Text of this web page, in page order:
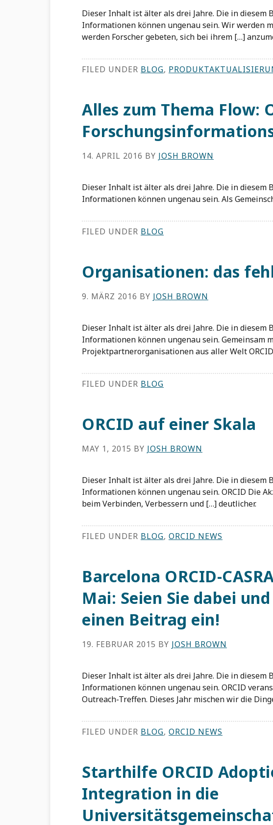
Dieser Inhalt ist älter als drei Jahre. Die in diesem
Informationen können ungenau sein. Wir werden
werden Forscher gebeten, sich bei ihrem […]
FILED UNDER BLOG,
Alles zum Thema Flow:
14. APRIL 2016 BY JOSH BROWN
Dieser Inhalt ist älter als drei Jahre. Die in diesem
Informationen können ungenau sein. Als
FILED UNDER BLOG
Organisationen: das
9. MÄRZ 2016 BY JOSH BROWN
Dieser Inhalt ist älter als drei Jahre. Die in diesem
Informationen können ungenau sein. Gemeinsam
Projektpartnerorganisationen aus aller Welt
FILED UNDER BLOG
ORCID auf einer Skala
MAY 1, 2015 BY JOSH BROWN
Dieser Inhalt ist älter als drei Jahre. Die in diesem
Informationen können ungenau sein. ORCID Die
beim Verbinden, Verbessern und […] deutlicher.
FILED UNDER BLOG, ORCID NEWS
Barcelona ORCID-
Mai: Seien Sie dabei
einen Beitrag ein!
19. FEBRUAR 2015 BY JOSH BROWN
Dieser Inhalt ist älter als drei Jahre. Die in diesem
Informationen können ungenau sein. ORCID
Outreach-Treffen. Dieses Jahr mischen wir die
FILED UNDER BLOG, ORCID NEWS
Starthilfe ORCID
Integration in die